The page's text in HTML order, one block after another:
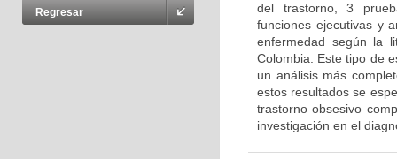
Regresar
del trastorno, 3
funciones ejecutivas y
enfermedad según la
Colombia. Este tipo de
un análisis más
estos resultados se
trastorno obsesivo
investigación en el